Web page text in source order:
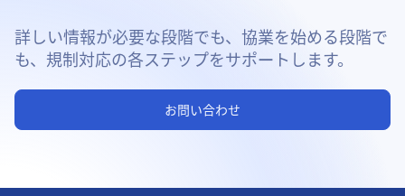
詳しい情報が必要な段階でも、協業を始める段階で
も、規制対応の各ステップをサポートします。
お問い合わせ